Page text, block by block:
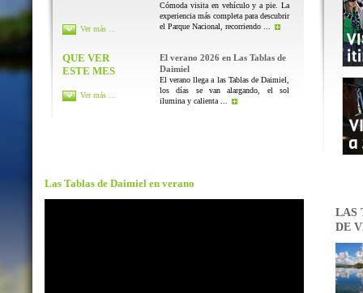
Cómoda visita en vehículo y a pie. La
experiencia más completa para descubrir
el Parque Nacional, recorriendo ...
Ver más ...
QUE VER
ESTE MES
El verano 2026 en Las Tablas de
Daimiel
El verano llega a las Tablas de Daimiel,
los días se van alargando, el sol
ilumina y calienta ...
Ver más ...
Las Tablas de Daimiel en verano
LAS
DE